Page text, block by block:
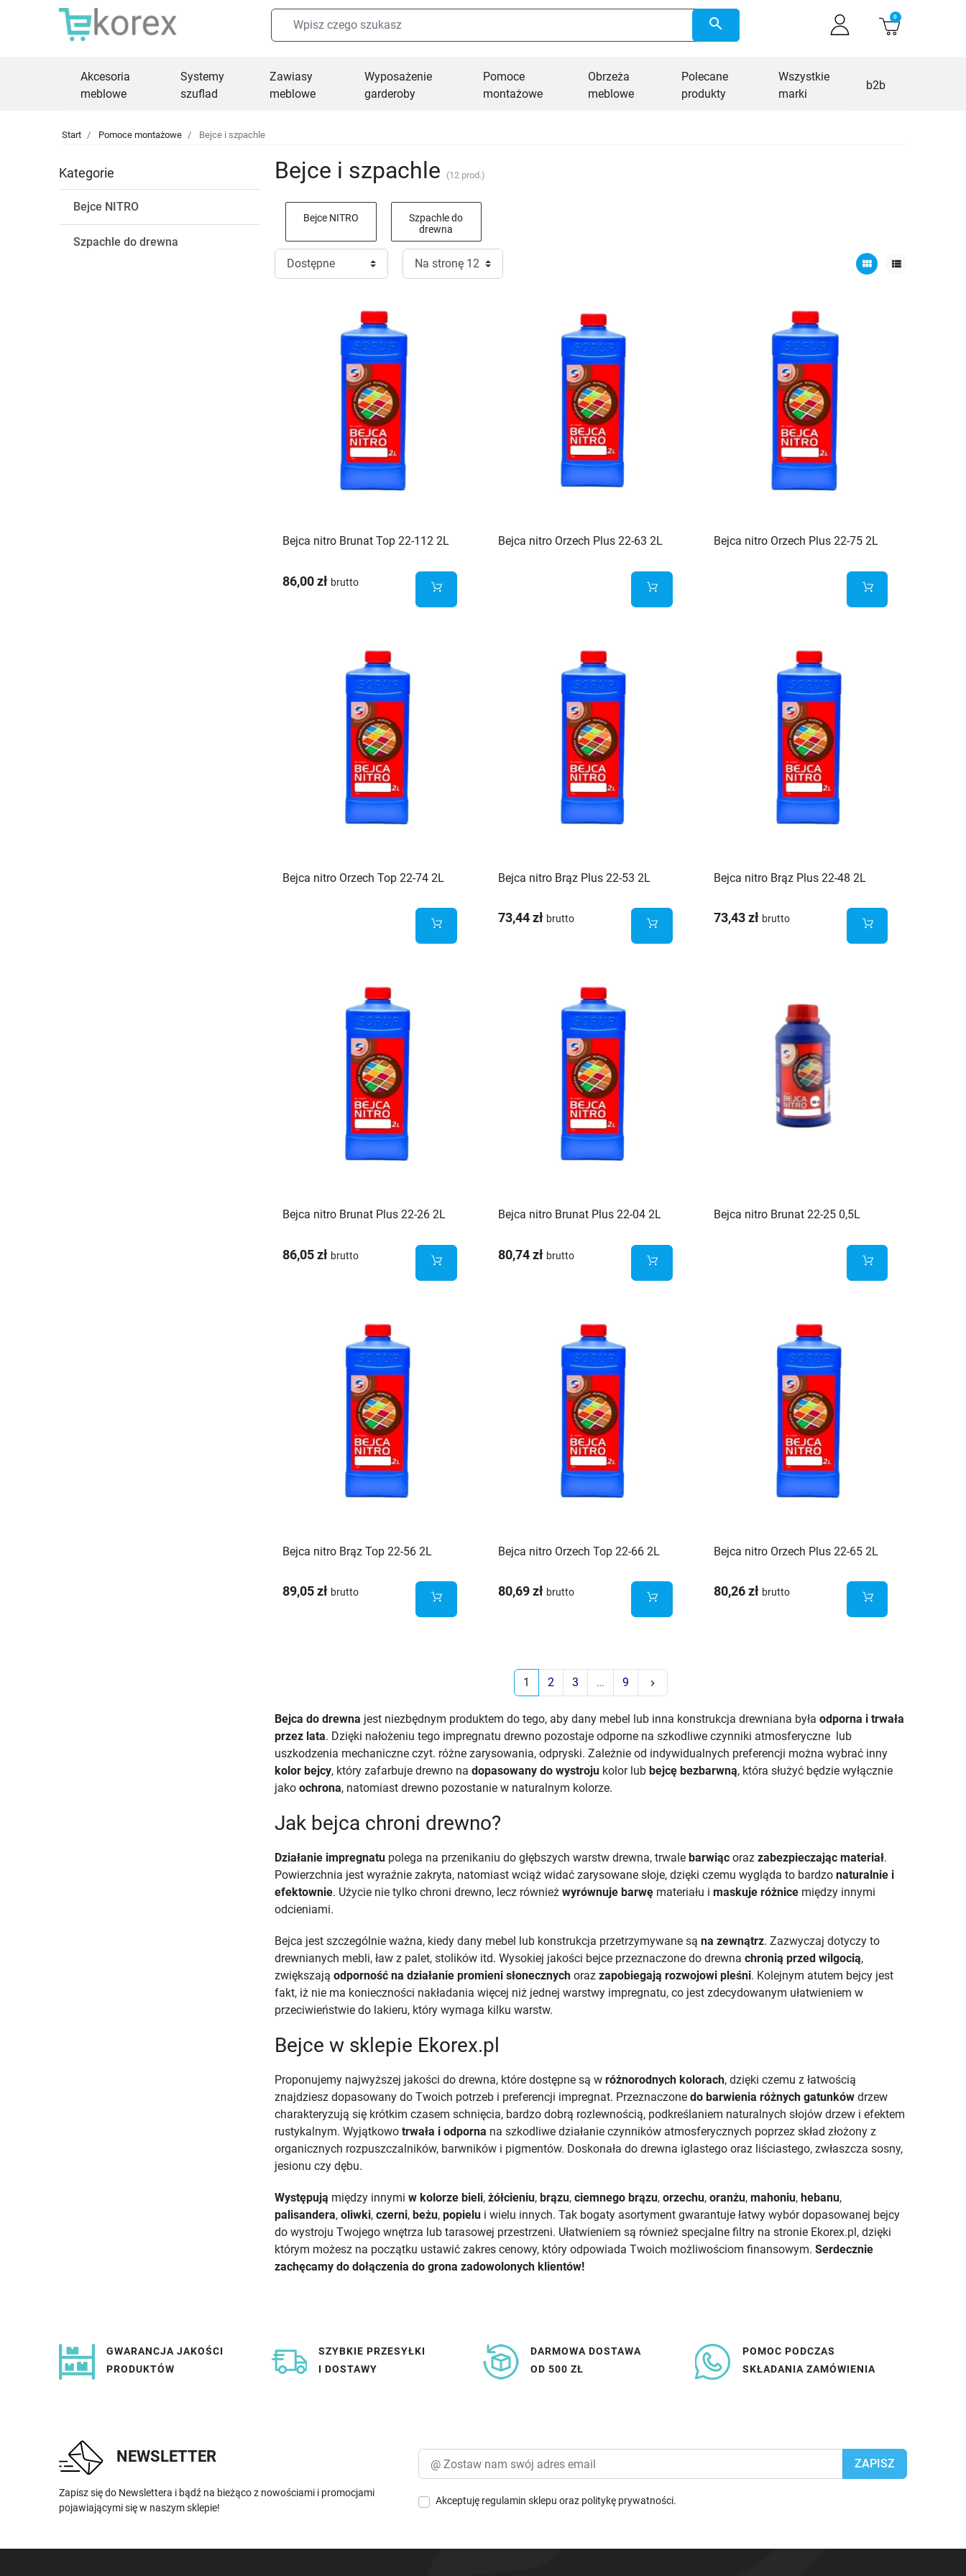
search 0
Akcesoria
meblowe
Systemy
szuflad
Zawiasy
meblowe
Wyposażenie
garderoby
Pomoce
montażowe
Obrzeża
meblowe
Polecane
produkty
Wszystkie
marki
b2b
Start Pomoce montażowe Bejce i szpachle
Kategorie
Bejce NITRO
Szpachle do drewna
Bejce i szpachle (12 prod.)
Bejce NITRO
Szpachle do
drewna
view_module view_list
Bejca nitro Brunat Top 22-112 2L
86,00 zł brutto
Bejca nitro Orzech Plus 22-63 2L Bejca nitro Orzech Plus 22-75 2L
Bejca nitro Orzech Top 22-74 2L Bejca nitro Brąz Plus 22-53 2L
73,44 zł brutto
Bejca nitro Brąz Plus 22-48 2L
73,43 zł brutto
Bejca nitro Brunat Plus 22-26 2L
86,05 zł brutto
Bejca nitro Brunat Plus 22-04 2L
80,74 zł brutto
Bejca nitro Brunat 22-25 0,5L
Bejca nitro Brąz Top 22-56 2L
89,05 zł brutto
Bejca nitro Orzech Top 22-66 2L
80,69 zł brutto
Bejca nitro Orzech Plus 22-65 2L
80,26 zł brutto
1 2 3 … 9 keyboard_arrow_right
Bejca do drewna jest niezbędnym produktem do tego, aby dany mebel lub inna konstrukcja drewniana była odporna i trwała
przez lata. Dzięki nałożeniu tego impregnatu drewno pozostaje odporne na szkodliwe czynniki atmosferyczne lub
uszkodzenia mechaniczne czyt. różne zarysowania, odpryski. Zależnie od indywidualnych preferencji można wybrać inny
kolor bejcy, który zafarbuje drewno na dopasowany do wystroju kolor lub bejcę bezbarwną, która służyć będzie wyłącznie
jako ochrona, natomiast drewno pozostanie w naturalnym kolorze.
Jak bejca chroni drewno?
Działanie impregnatu polega na przenikaniu do głębszych warstw drewna, trwale barwiąc oraz zabezpieczając materiał.
Powierzchnia jest wyraźnie zakryta, natomiast wciąż widać zarysowane słoje, dzięki czemu wygląda to bardzo naturalnie i
efektownie. Użycie nie tylko chroni drewno, lecz również wyrównuje barwę materiału i maskuje różnice między innymi
odcieniami.
Bejca jest szczególnie ważna, kiedy dany mebel lub konstrukcja przetrzymywane są na zewnątrz. Zazwyczaj dotyczy to
drewnianych mebli, ław z palet, stolików itd. Wysokiej jakości bejce przeznaczone do drewna chronią przed wilgocią,
zwiększają odporność na działanie promieni słonecznych oraz zapobiegają rozwojowi pleśni. Kolejnym atutem bejcy jest
fakt, iż nie ma konieczności nakładania więcej niż jednej warstwy impregnatu, co jest zdecydowanym ułatwieniem w
przeciwieństwie do lakieru, który wymaga kilku warstw.
Bejce w sklepie Ekorex.pl
Proponujemy najwyższej jakości do drewna, które dostępne są w różnorodnych kolorach, dzięki czemu z łatwością
znajdziesz dopasowany do Twoich potrzeb i preferencji impregnat. Przeznaczone do barwienia różnych gatunków drzew
charakteryzują się krótkim czasem schnięcia, bardzo dobrą rozlewnością, podkreślaniem naturalnych słojów drzew i efektem
rustykalnym. Wyjątkowo trwała i odporna na szkodliwe działanie czynników atmosferycznych poprzez skład złożony z
organicznych rozpuszczalników, barwników i pigmentów. Doskonała do drewna iglastego oraz liściastego, zwłaszcza sosny,
jesionu czy dębu.
Występują między innymi w kolorze bieli, żółcieniu, brązu, ciemnego brązu, orzechu, oranżu, mahoniu, hebanu,
palisandera, oliwki, czerni, beżu, popielu i wielu innych. Tak bogaty asortyment gwarantuje łatwy wybór dopasowanej bejcy
do wystroju Twojego wnętrza lub tarasowej przestrzeni. Ułatwieniem są również specjalne filtry na stronie Ekorex.pl, dzięki
którym możesz na początku ustawić zakres cenowy, który odpowiada Twoich możliwościom finansowym. Serdecznie
zachęcamy do dołączenia do grona zadowolonych klientów!
GWARANCJA JAKOŚCI
PRODUKTÓW
SZYBKIE PRZESYŁKI
I DOSTAWY
DARMOWA DOSTAWA
OD 500 ZŁ
POMOC PODCZAS
SKŁADANIA ZAMÓWIENIA
NEWSLETTER
Zapisz się do Newslettera i bądź na bieżąco z nowościami i promocjami
pojawiającymi się w naszym sklepie!
Akceptuję regulamin sklepu oraz politykę prywatności.